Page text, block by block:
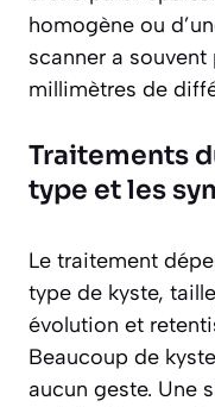
homogène ou
scanner a
millimètres de
Traitements
type et les
Le traitement
type de kyste,
évolution et
Beaucoup de
aucun geste. Une